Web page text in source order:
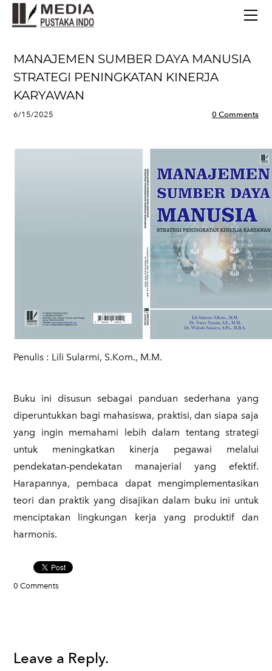
MANAJEMEN SUMBER DAYA MANUSIA
STRATEGI PENINGKATAN KINERJA
KARYAWAN
6/15/2025 0 Comments
Penulis : Lili Sularmi, S.Kom., M.M.
Buku ini disusun sebagai panduan sederhana yang
diperuntukkan bagi mahasiswa, praktisi, dan siapa saja
yang ingin memahami lebih dalam tentang strategi
untuk meningkatkan kinerja pegawai melalui
pendekatan-pendekatan manajerial yang efektif.
Harapannya, pembaca dapat mengimplementasikan
teori dan praktik yang disajikan dalam buku ini untuk
menciptakan lingkungan kerja yang produktif dan
harmonis.
0 Comments
Leave a Reply.